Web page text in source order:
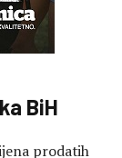
BiH
prodatih